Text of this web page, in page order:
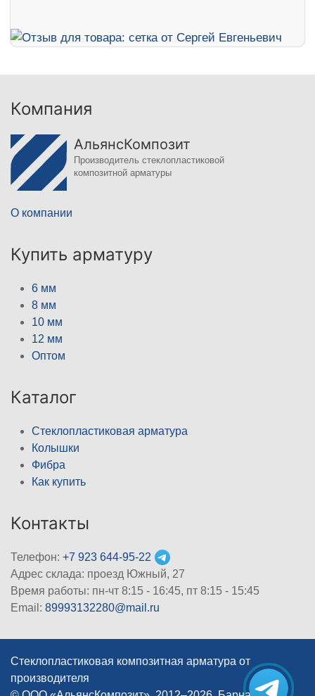
Компания
АльянсКомпозит
Производитель стеклопластиковой
композитной арматуры
О компании
Купить арматуру
6 мм
8 мм
10 мм
12 мм
Оптом
Каталог
Стеклопластиковая арматура
Колышки
Фибра
Как купить
Контакты
Телефон: +7 923 644-95-22
Адрес склада: проезд Южный, 27
Время работы: пн-чт 8:15 - 16:45, пт 8:15 - 15:45
Email: 89993132280@mail.ru
Стеклопластиковая композитная арматура от
производителя